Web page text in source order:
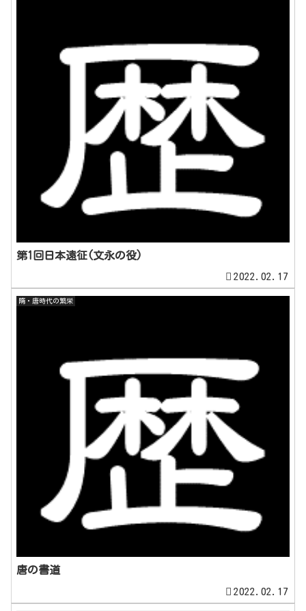
第1回日本遠征(文永の役)
2022.02.17
隋・唐時代の繁栄
唐の書道
2022.02.17